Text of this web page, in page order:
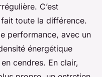
C’est
fait toute la différence.
performance, avec un
énergétique
cendres. En clair,